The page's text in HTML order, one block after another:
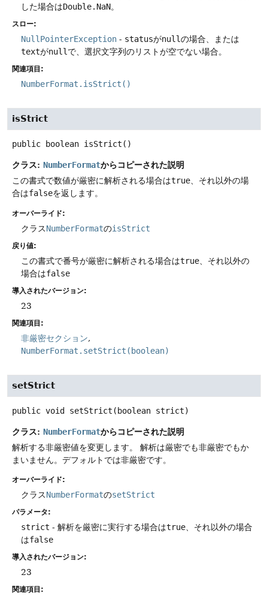
した場合はDouble.NaN。
スロー:
NullPointerException - statusがnullの場合、または
textがnullで、選択文字列のリストが空でない場合。
関連項目:
NumberFormat.isStrict()
isStrict
public boolean isStrict ()
クラス: NumberFormatからコピーされた説明
この書式で数値が厳密に解析される場合はtrue、それ以外の場
合はfalseを返します。
オーバーライド:
クラスNumberFormatのisStrict
戻り値:
この書式で番号が厳密に解析される場合はtrue 、それ以外の
場合はfalse
導入されたバージョン:
23
関連項目:
非厳密セクション
NumberFormat.setStrict(boolean)
setStrict
public void setStrict (boolean strict)
クラス: NumberFormatからコピーされた説明
解析する非厳密値を変更します。
解析は厳密でも非厳密でもか
まいません。デフォルトでは非厳密です。
オーバーライド:
クラスNumberFormatのsetStrict
パラメータ:
strict - 解析を厳密に実行する場合はtrue 、それ以外の場合
はfalse
導入されたバージョン:
23
関連項目: